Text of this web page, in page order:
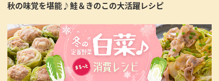
秋の味覚を堪能♪鮭＆きのこの大活躍レシピ